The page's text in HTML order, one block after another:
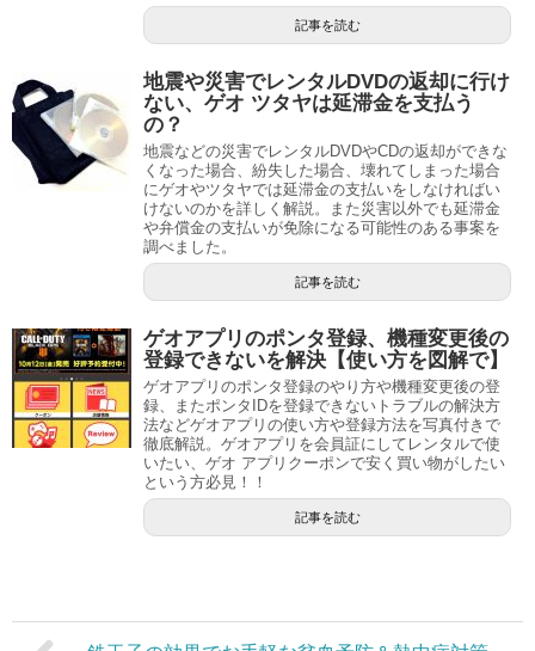
記事を読む
地震や災害でレンタルDVDの返却に行け
ない、ゲオ ツタヤは延滞金を支払う
の？
地震などの災害でレンタルDVDやCDの返却ができな
くなった場合、紛失した場合、壊れてしまった場合
にゲオやツタヤでは延滞金の支払いをしなければい
けないのかを詳しく解説。また災害以外でも延滞金
や弁償金の支払いが免除になる可能性のある事案を
調べました。
記事を読む
ゲオアプリのポンタ登録、機種変更後の
登録できないを解決【使い方を図解で】
ゲオアプリのポンタ登録のやり方や機種変更後の登
録、またポンタIDを登録できないトラブルの解決方
法などゲオアプリの使い方や登録方法を写真付きで
徹底解説。ゲオアプリを会員証にしてレンタルで使
いたい、ゲオ アプリクーポンで安く買い物がしたい
という方必見！！
記事を読む